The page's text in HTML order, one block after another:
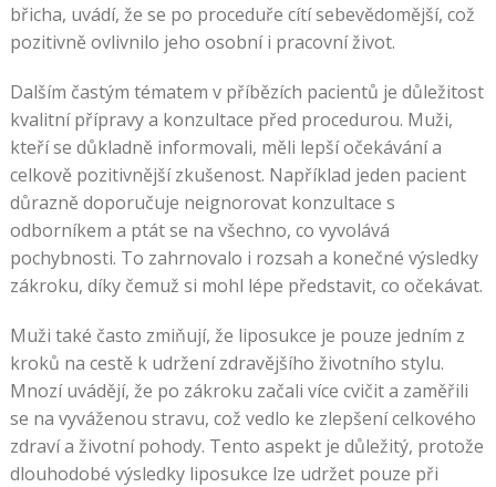
břicha, uvádí, že se po proceduře cítí sebevědomější, což
pozitivně ovlivnilo jeho osobní i pracovní život.
Dalším častým tématem v příbězích pacientů je důležitost
kvalitní přípravy a konzultace před procedurou. Muži,
kteří se důkladně informovali, měli lepší očekávání a
celkově pozitivnější zkušenost. Například jeden pacient
důrazně doporučuje neignorovat konzultace s
odborníkem a ptát se na všechno, co vyvolává
pochybnosti. To zahrnovalo i rozsah a konečné výsledky
zákroku, díky čemuž si mohl lépe představit, co očekávat.
Muži také často zmiňují, že liposukce je pouze jedním z
kroků na cestě k udržení zdravějšího životního stylu.
Mnozí uvádějí, že po zákroku začali více cvičit a zaměřili
se na vyváženou stravu, což vedlo ke zlepšení celkového
zdraví a životní pohody. Tento aspekt je důležitý, protože
dlouhodobé výsledky liposukce lze udržet pouze při